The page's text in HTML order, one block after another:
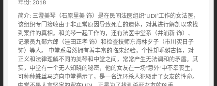
年份: 2018
简介: 三澄美琴（石原里美 饰）是在民间法医组织“UDI”工作的女法医，
该组织专门接收由于非正常原因导致死亡的遗体，对其进行解剖以求找
到案件的真相。和美琴一起工作的，还有法医中堂系（井浦新 饰）、
记录员九部六郎（洼田正孝 饰）和检查技师东海林夕子（市川实日子
饰）等人。 中堂系虽然拥有着丰富的临床经验，个性却乖僻古怪，对
正义和法律理解不同的美琴和中堂之间，常常产生无法调和的矛盾。其
实，中堂有一个无人知晓的秘密，他的女友在一场“意外”中不幸丧生，
可种种蛛丝马迹向中堂揭示了，是一名连环杀人犯取走了女友的性命。